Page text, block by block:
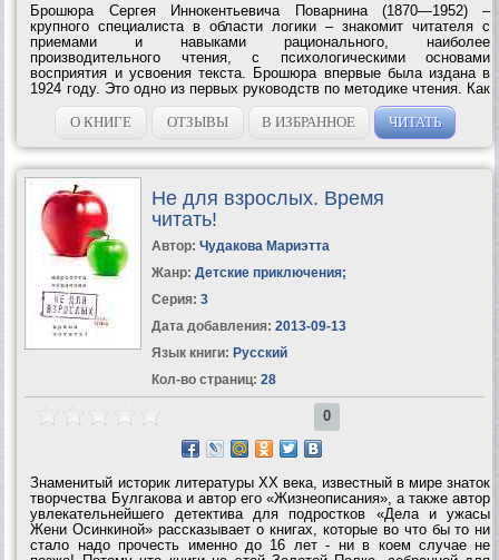
Брошюра Сергея Иннокентьевича Поварнина (1870—1952) –
крупного специалиста в области логики – знакомит читателя с
приемами и навыками рационального, наиболее
производительного чтения, с психологическими основами
восприятия и усвоения текста. Брошюра впервые была издана в
1924 году. Это одно из первых руководств по методике чтения. Как
писал C. И. Пoварнин в предисловии к изданию 1924 года, – это
«краткое введение в искусство чтения»....
О КНИГЕ ОТЗЫВЫ В ИЗБРАННОЕ ЧИТАТЬ
Не для взрослых. Время
читать!
Автор: Чудакова Мариэтта
Жанр: Детские приключения;
Серия: 3
Дата добавления: 2013-09-13
Язык книги: Русский
Кол-во страниц: 28
0
Знаменитый историк литературы ХХ века, известный в мире знаток
творчества Булгакова и автор его «Жизнеописания», а также автор
увлекательнейшего детектива для подростков «Дела и ужасы
Жени Осинкиной» рассказывает о книгах, которые во что бы то ни
стало надо прочесть именно до 16 лет - ни в коем случае не